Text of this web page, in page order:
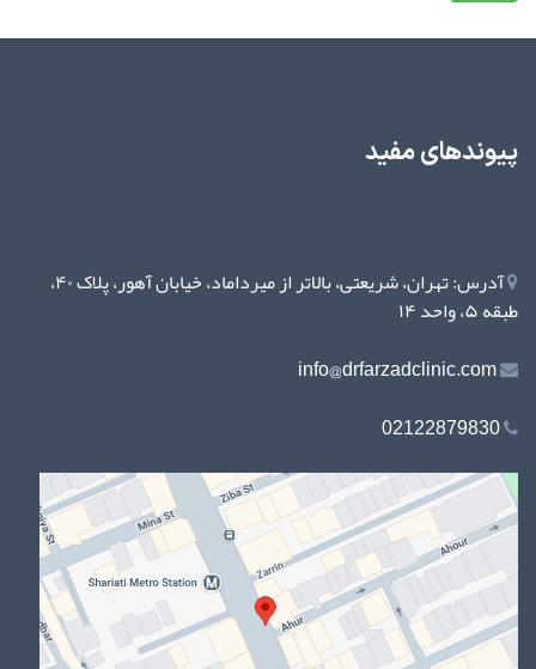
پیوندهای مفید
آدرس: تهران، شریعتی، بالاتر از میرداماد، خیابان آهور، پلاک ۴۰،
طبقه ۵، واحد ۱۴
info@drfarzadclinic.com
02122879830